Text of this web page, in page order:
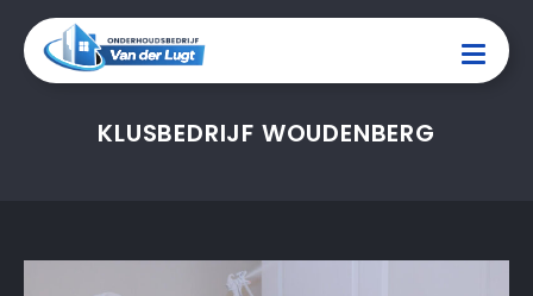
KLUSBEDRIJF WOUDENBERG